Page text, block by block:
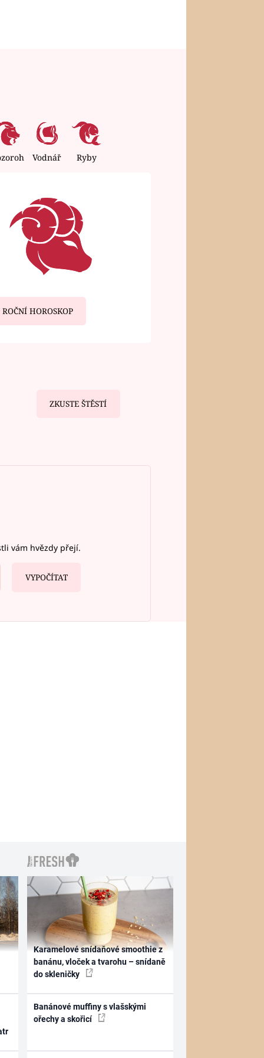
Vodnář Ryby
ROČNÍ HOROSKOP
ZKUSTE ŠTĚSTÍ
vám hvězdy přejí.
VYPOČÍTAT
Karamelové snídaňové smoothie z
banánu, vloček a tvarohu – snídaně
do skleničky
Banánové muffiny s vlašskými
ořechy a skořicí